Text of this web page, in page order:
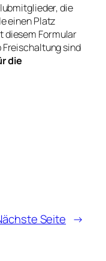
die
einen Platz
diesem Formular
Freischaltung sind
die
Seite →